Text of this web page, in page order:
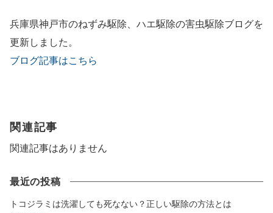
兵庫県神戸市のねずみ駆除、ハエ駆除の害虫駆除ブログを
更新しました。
ブログ記事はこちら
関連記事
関連記事はありません
最近の投稿
トコジラミは洗濯しても死なない？正しい駆除の方法とは